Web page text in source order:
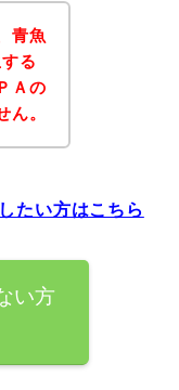
青魚
る
Ａの
ん。
たい方はこちら
い方